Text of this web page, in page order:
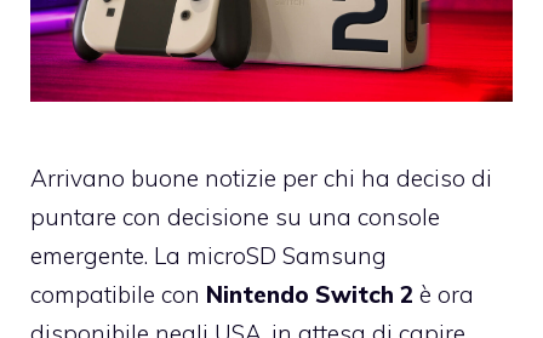
Arrivano buone notizie per chi ha deciso di
puntare con decisione su una console
emergente. La microSD Samsung
compatibile con Nintendo Switch 2 è ora